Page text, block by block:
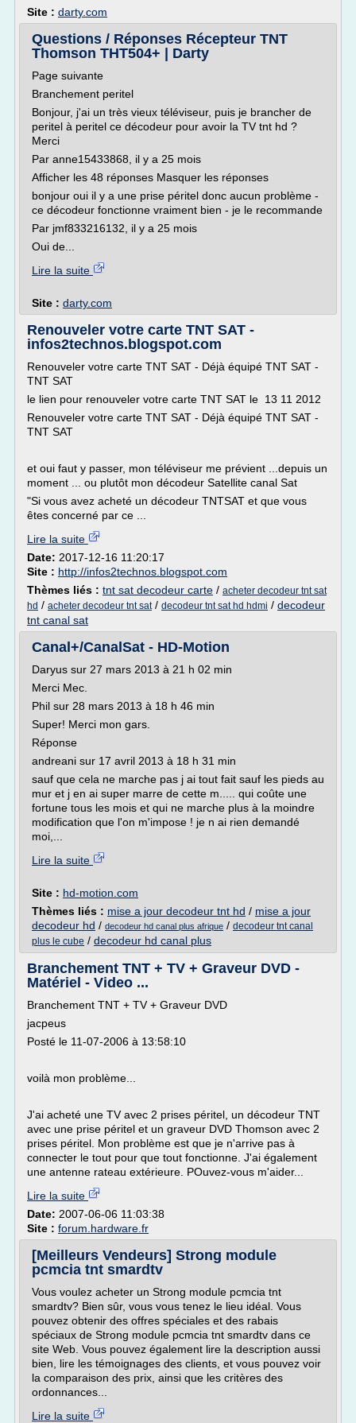
Site : darty.com
Questions / Réponses Récepteur TNT
Thomson THT504+ | Darty
Page suivante
Branchement peritel
Bonjour, j'ai un très vieux téléviseur, puis je brancher de
peritel à peritel ce décodeur pour avoir la TV tnt hd ?
Merci
Par anne15433868, il y a 25 mois
Afficher les 48 réponses Masquer les réponses
bonjour oui il y a une prise péritel donc aucun problème -
ce décodeur fonctionne vraiment bien - je le recommande
Par jmf833216132, il y a 25 mois
Oui de...
Lire la suite
Site : darty.com
Renouveler votre carte TNT SAT -
infos2technos.blogspot.com
Renouveler votre carte TNT SAT - Déjà équipé TNT SAT -
TNT SAT
le lien pour renouveler votre carte TNT SAT le 13 11 2012
Renouveler votre carte TNT SAT - Déjà équipé TNT SAT -
TNT SAT
et oui faut y passer, mon téléviseur me prévient ...depuis un
moment ... ou plutôt mon décodeur Satellite canal Sat
"Si vous avez acheté un décodeur TNTSAT et que vous
êtes concerné par ce ...
Lire la suite
Date: 2017-12-16 11:20:17
Site : http://infos2technos.blogspot.com
Thèmes liés : tnt sat decodeur carte / acheter decodeur tnt sat
hd / acheter decodeur tnt sat/ decodeur tnt sat hd hdmi / decodeur
tnt canal sat
Canal+/CanalSat - HD-Motion
Daryus sur 27 mars 2013 à 21 h 02 min
Merci Mec.
Phil sur 28 mars 2013 à 18 h 46 min
Super! Merci mon gars.
Réponse
andreani sur 17 avril 2013 à 18 h 31 min
sauf que cela ne marche pas j ai tout fait sauf les pieds au
mur et j en ai super marre de cette m..... qui coûte une
fortune tous les mois et qui ne marche plus à la moindre
modification que l'on m'impose ! je n ai rien demandé
moi,...
Lire la suite
Site : hd-motion.com
Thèmes liés : mise a jour decodeur tnt hd / mise a jour
decodeur hd / decodeur hd canal plus afrique / decodeur tnt canal
plus le cube / decodeur hd canal plus
Branchement TNT + TV + Graveur DVD -
Matériel - Video ...
Branchement TNT + TV + Graveur DVD
jacpeus
Posté le 11-07-2006 à 13:58:10
voilà mon problème...
J'ai acheté une TV avec 2 prises péritel, un décodeur TNT
avec une prise péritel et un graveur DVD Thomson avec 2
prises péritel. Mon problème est que je n'arrive pas à
connecter le tout pour que tout fonctionne. J'ai également
une antenne rateau extérieure. POuvez-vous m'aider...
Lire la suite
Date: 2007-06-06 11:03:38
Site : forum.hardware.fr
[Meilleurs Vendeurs] Strong module
pcmcia tnt smardtv
Vous voulez acheter un Strong module pcmcia tnt
smardtv? Bien sûr, vous vous tenez le lieu idéal. Vous
pouvez obtenir des offres spéciales et des rabais
spéciaux de Strong module pcmcia tnt smardtv dans ce
site Web. Vous pouvez également lire la description aussi
bien, lire les témoignages des clients, et vous pouvez voir
la comparaison des prix, ainsi que les critères des
ordonnances...
Lire la suite